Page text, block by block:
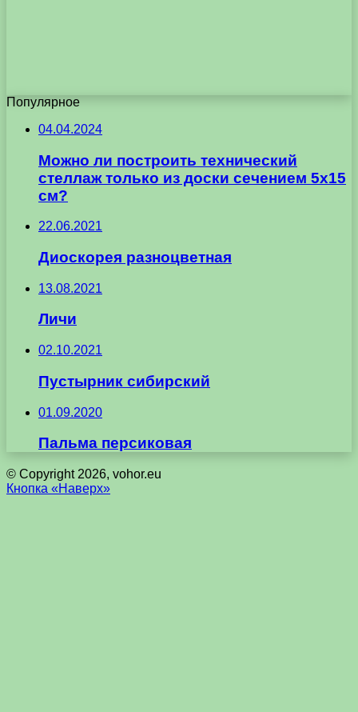
Популярное
04.04.2024
Можно ли построить технический
стеллаж только из доски сечением 5х15
см?
22.06.2021
Диоскорея разноцветная
13.08.2021
Личи
02.10.2021
Пустырник сибирский
01.09.2020
Пальма персиковая
© Copyright 2026, vohor.eu
Кнопка «Наверх»